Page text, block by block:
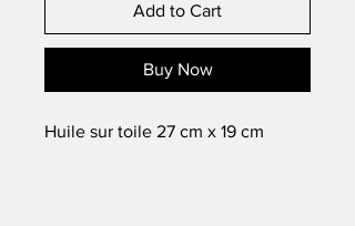
Add to Cart
Buy Now
Huile sur toile 27 cm x 19 cm